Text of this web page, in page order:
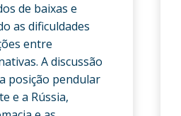
de baixas e
as dificuldades
entre
A discussão
posição pendular
e a Rússia,